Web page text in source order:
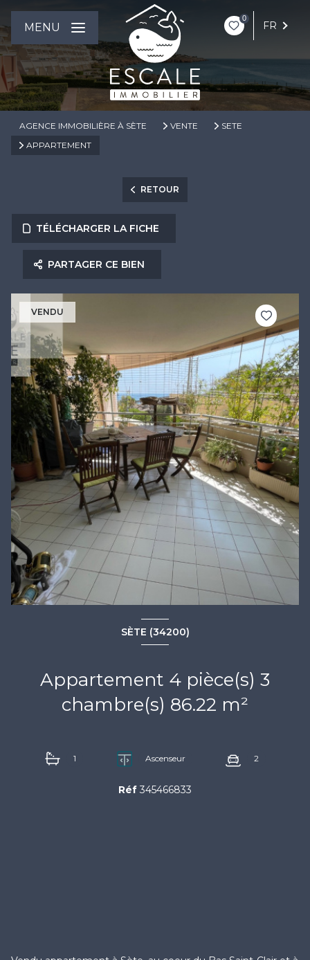
0
FR
MENU
AGENCE IMMOBILIÈRE À SÈTE VENTE
SETE
APPARTEMENT
RETOUR
TÉLÉCHARGER LA FICHE
PARTAGER CE BIEN
VENDU
SÈTE (34200)
Appartement 4 pièce(s) 3
chambre(s) 86.22 m²
1 Ascenseur 2
Réf 345466833